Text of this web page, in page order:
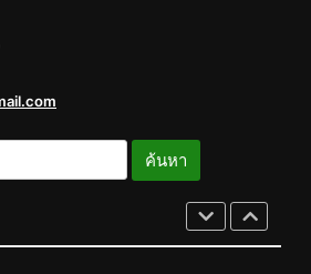
Series จุดเริ่มต้นครั้งสำคัญ
434 วันแห่งการรอคอย มูลนิธิ
“เพจอีจัน” ส่งมอบ โรงเรียนเด็ก
ศึกษาธิการ ส่งต่อโอกาสทางการ
ศึกษาให้เด็กพิเศษกว่า 100 คน ใช้